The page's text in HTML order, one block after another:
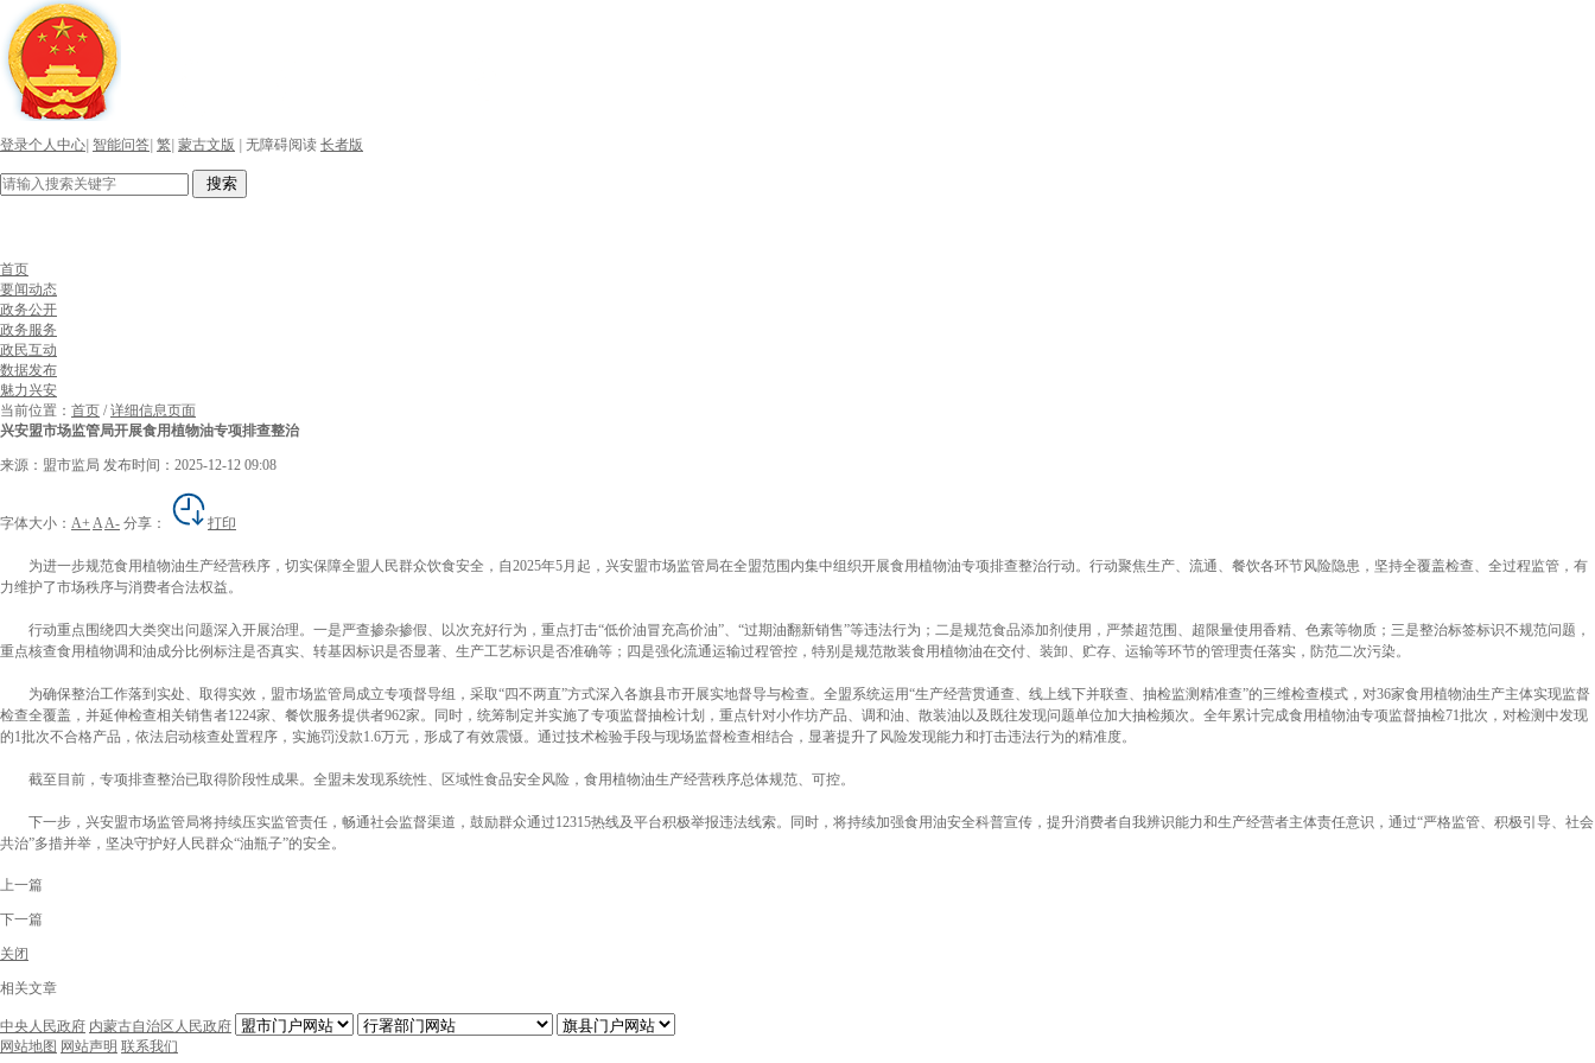
登录个人中心 智能问答 繁 蒙古文版 无障碍阅读 长者版
搜索
首页
要闻动态
政务公开
政务服务
政民互动
数据发布
魅力兴安
当前位置： 首页 /详细信息页面
兴安盟市场监管局开展食用植物油专项排查整治
来源：盟市监局 发布时间：2025-12-12 09:08
字体大小： A+ AA- 分享： 打印
为进一步规范食用植物油生产经营秩序，切实保障全盟人民群众饮食安全，自2025年5月起，兴安盟市场监管局在全盟范围内集中组织开展食用植物油专项排查整治行动。行动聚焦生产、流通、餐饮各环节风险隐患，坚持全覆盖检查、全过程监管，有
力维护了市场秩序与消费者合法权益。
行动重点围绕四大类突出问题深入开展治理。一是严查掺杂掺假、以次充好行为，重点打击“低价油冒充高价油”、“过期油翻新销售”等违法行为；二是规范食品添加剂使用，严禁超范围、超限量使用香精、色素等物质；三是整治标签标识不规范问题，
重点核查食用植物调和油成分比例标注是否真实、转基因标识是否显著、生产工艺标识是否准确等；四是强化流通运输过程管控，特别是规范散装食用植物油在交付、装卸、贮存、运输等环节的管理责任落实，防范二次污染。
为确保整治工作落到实处、取得实效，盟市场监管局成立专项督导组，采取“四不两直”方式深入各旗县市开展实地督导与检查。全盟系统运用“生产经营贯通查、线上线下并联查、抽检监测精准查”的三维检查模式，对36家食用植物油生产主体实现监督
检查全覆盖，并延伸检查相关销售者1224家、餐饮服务提供者962家。同时，统筹制定并实施了专项监督抽检计划，重点针对小作坊产品、调和油、散装油以及既往发现问题单位加大抽检频次。全年累计完成食用植物油专项监督抽检71批次，对检测中发现
的1批次不合格产品，依法启动核查处置程序，实施罚没款1.6万元，形成了有效震慑。通过技术检验手段与现场监督检查相结合，显著提升了风险发现能力和打击违法行为的精准度。
截至目前，专项排查整治已取得阶段性成果。全盟未发现系统性、区域性食品安全风险，食用植物油生产经营秩序总体规范、可控。
下一步，兴安盟市场监管局将持续压实监管责任，畅通社会监督渠道，鼓励群众通过12315热线及平台积极举报违法线索。同时，将持续加强食用油安全科普宣传，提升消费者自我辨识能力和生产经营者主体责任意识，通过“严格监管、积极引导、社会
共治”多措并举，坚决守护好人民群众“油瓶子”的安全。
上一篇
下一篇
关闭
相关文章
中央人民政府 内蒙古自治区人民政府
网站地图 网站声明 联系我们